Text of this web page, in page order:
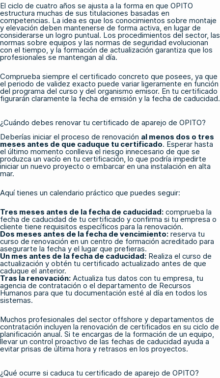
El ciclo de cuatro años se ajusta a la forma en que OPITO
estructura muchas de sus titulaciones basadas en
competencias. La idea es que los conocimientos sobre montaje
y elevación deben mantenerse de forma activa, en lugar de
considerarse un logro puntual. Los procedimientos del sector, las
normas sobre equipos y las normas de seguridad evolucionan
con el tiempo, y la formación de actualización garantiza que los
profesionales se mantengan al día.
Comprueba siempre el certificado concreto que posees, ya que
el periodo de validez exacto puede variar ligeramente en función
del programa del curso y del organismo emisor. En tu certificado
figurarán claramente la fecha de emisión y la fecha de caducidad.
¿Cuándo debes renovar tu certificado de aparejo de OPITO?
Deberías iniciar el proceso de renovación al menos dos o tres
meses antes de que caduque tu certificado. Esperar hasta
el último momento conlleva el riesgo innecesario de que se
produzca un vacío en tu certificación, lo que podría impedirte
iniciar un nuevo proyecto o embarcar en una instalación en alta
mar.
Aquí tienes un calendario práctico que puedes seguir:
Tres meses antes de la fecha de caducidad: comprueba la
fecha de caducidad de tu certificado y confirma si tu empresa o
cliente tiene requisitos específicos para la renovación.
Dos meses antes de la fecha de vencimiento: reserva tu
curso de renovación en un centro de formación acreditado para
asegurarte la fecha y el lugar que prefieras.
Un mes antes de la fecha de caducidad: Realiza el curso de
actualización y obtén tu certificado actualizado antes de que
caduque el anterior.
Tras la renovación: Actualiza tus datos con tu empresa, tu
agencia de contratación o el departamento de Recursos
Humanos para que tu documentación esté al día en todos los
sistemas.
Muchos profesionales del sector offshore y departamentos de
contratación incluyen la renovación de certificados en su ciclo de
planificación anual. Si te encargas de la formación de un equipo,
llevar un control proactivo de las fechas de caducidad ayuda a
evitar prisas de última hora y retrasos en los proyectos.
¿Qué ocurre si caduca tu certificado de aparejo de OPITO?